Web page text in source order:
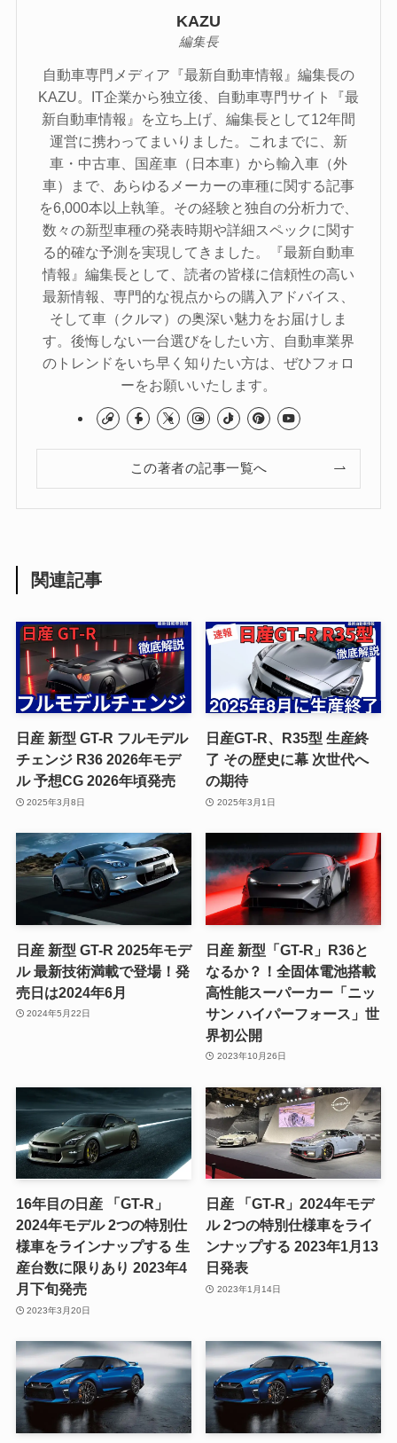
KAZU
編集長
自動車専門メディア『最新自動車情報』編集長の
KAZU。IT企業から独立後、自動車専門サイト『最
新自動車情報』を立ち上げ、編集長として12年間
運営に携わってまいりました。これまでに、新
車・中古車、国産車（日本車）から輸入車（外
車）まで、あらゆるメーカーの車種に関する記事
を6,000本以上執筆。その経験と独自の分析力で、
数々の新型車種の発表時期や詳細スペックに関す
る的確な予測を実現してきました。『最新自動車
情報』編集長として、読者の皆様に信頼性の高い
最新情報、専門的な視点からの購入アドバイス、
そして車（クルマ）の奥深い魅力をお届けしま
す。後悔しない一台選びをしたい方、自動車業界
のトレンドをいち早く知りたい方は、ぜひフォロ
ーをお願いいたします。
この著者の記事一覧へ
関連記事
日産 新型 GT-R フルモデル
チェンジ R36 2026年モデ
ル 予想CG 2026年頃発売
2025年3月8日
日産GT-R、R35型 生産終
了 その歴史に幕 次世代へ
の期待
2025年3月1日
日産 新型 GT-R 2025年モデ
ル 最新技術満載で登場！発
売日は2024年6月
2024年5月22日
日産 新型「GT-R」R36と
なるか？！全固体電池搭載
高性能スーパーカー「ニッ
サン ハイパーフォース」世
界初公開
2023年10月26日
16年目の日産 「GT-R」
2024年モデル 2つの特別仕
様車をラインナップする 生
産台数に限りあり 2023年4
月下旬発売
2023年3月20日
日産 「GT-R」2024年モデ
ル 2つの特別仕様車をライ
ンナップする 2023年1月13
日発表
2023年1月14日